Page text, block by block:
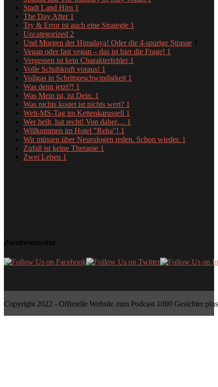
Stadt Land Hirn 1
The Day After 1
Try & Error ist auch eine Strategie 1
Uncategorized 2
Und Morgen der Himalaya! Oder die 4-spurige Strasse 1
Vegan oder fast vegan – das ist hier die Frage! 1
Vergessen ist kein Charakterfehler 1
Volle Schubkraft voraus! 1
Vollgas in Schrittgeschwindigkeit 1
Was denn jetzt?! 1
Was Mein ist, ist Dein. 1
Was nichts kostet ist nichts wert? 1
Welt-MS-Tag im Kettenkarussell 1
Wer heilt, hat recht! Von daher… 1
Willkommen im Hotel "Reha"! 1
Wir müssen über Neurologen reden. Schon wieder. 1
Zufall ist keine Therapie 1
Zwei Leben 1
Zweitwohnsitze
Copyright 2022 - Offizielle Website zum Podcast 1000 Gesichter